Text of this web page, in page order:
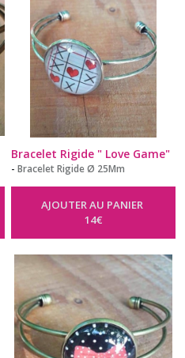
Bracelet Rigide " Love Game"
-Bracelet Rigide Ø 25Mm
AJOUTER AU PANIER
14€